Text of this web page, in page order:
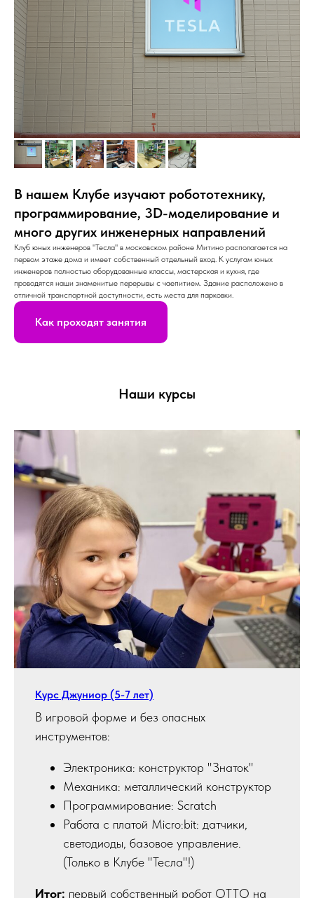
В нашем Клубе изучают робототехнику,
программирование, 3D-моделирование и
много других инженерных направлений
Клуб юных инженеров "Тесла" в московском районе Митино располагается на
первом этаже дома и имеет собственный отдельный вход. К услугам юных
инженеров полностью оборудованные классы, мастерская и кухня, где
проводятся наши знаменитые перерывы с чаепитием. Здание расположено в
отличной транспортной доступности, есть места для парковки.
Как проходят занятия
Наши курсы
Курс Джуниор (5-7 лет)
В игровой форме и без опасных
инструментов:
Электроника: конструктор "Знаток"
Механика: металлический конструктор
Программирование: Scratch
Работа с платой Micro:bit: датчики,
светодиоды, базовое управление.
(Только в Клубе "Тесла"!)
Итог: первый собственный робот ОТТО на